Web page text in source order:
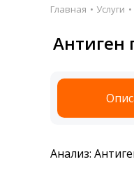
Пациентам
Акции
Подготовка к
Получить
Главная Услуги
Антиген
Анализ: